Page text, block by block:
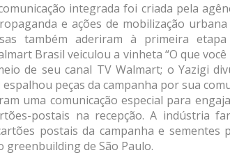
integrada foi criada pela
e ações de mobilização
também aderiram à primeira
Brasil veiculou a vinheta “O que
de seu canal TV Walmart; o Yazigi
peças da campanha por sua
uma comunicação especial para
postais na recepção. A indústria
postais da campanha e
greenbuilding de São Paulo.